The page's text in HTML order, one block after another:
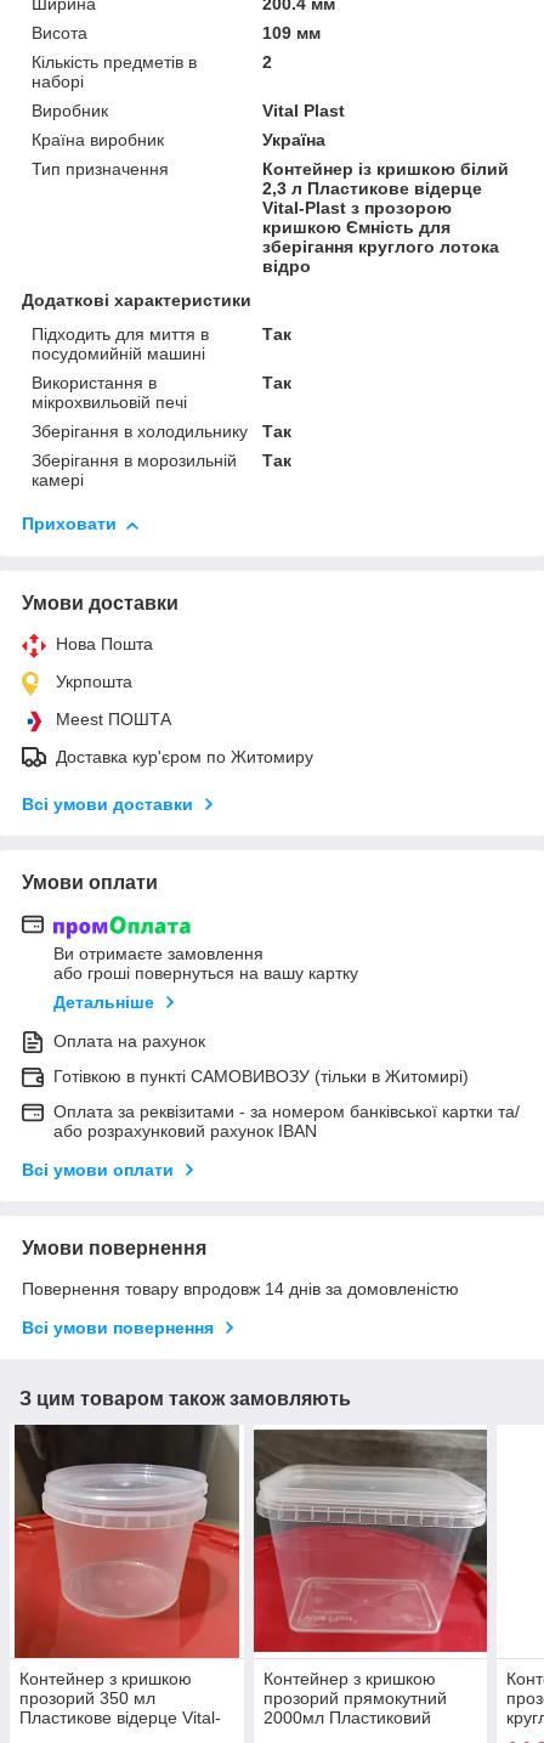
Висота
109 мм
Кількість предметів в
наборі
2
Виробник
Vital Plast
Країна виробник
Україна
Тип призначення
Контейнер із кришкою білий
2,3 л Пластикове відерце
Vital-Plast з прозорою
кришкою Ємність для
зберігання круглого лотока
відро
Додаткові характеристики
Підходить для миття в
посудомийній машині
Так
Використання в
мікрохвильовій печі
Так
Зберігання в холодильнику
Так
Зберігання в морозильній
камері
Так
Приховати
Умови доставки
Нова Пошта
Укрпошта
Meest ПОШТА
Доставка кур'єром по Житомиру
Всі умови доставки
Умови оплати
Ви отримаєте замовлення
або гроші повернуться на вашу картку
Детальніше
Оплата на рахунок
Готівкою в пункті САМОВИВОЗУ (тільки в Житомирі)
Оплата за реквізитами - за номером банківської картки та/
або розрахунковий рахунок IBAN
Всі умови оплати
Умови повернення
Повернення товару впродовж 14 днів за домовленістю
Всі умови повернення
З цим товаром також замовляють
Контейнер з кришкою
прозорий 350 мл
Пластикове відерце Vital-
Контейнер з кришкою
прозорий прямокутний
2000мл Пластиковий